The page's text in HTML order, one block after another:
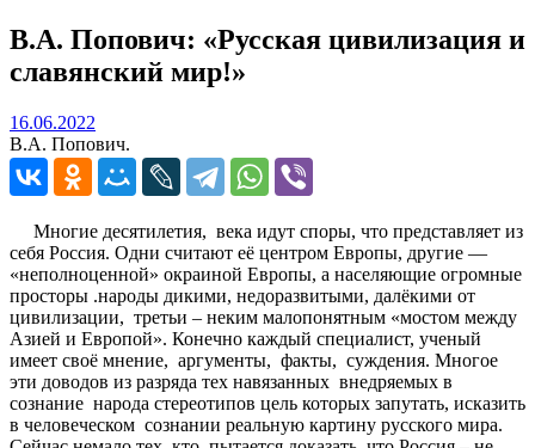
В.А. Попович: «Русская цивилизация и
славянский мир!»
16.06.2022
В.А. Попович.
Многие десятилетия, века идут споры, что представляет из
себя Россия. Одни считают её центром Европы, другие —
«неполноценной» окраиной Европы, а населяющие огромные
просторы .народы дикими, недоразвитыми, далёкими от
цивилизации, третьи – неким малопонятным «мостом между
Азией и Европой». Конечно каждый специалист, ученый
имеет своё мнение, аргументы, факты, суждения. Многое
эти доводов из разряда тех навязанных внедряемых в
сознание народа стереотипов цель которых запутать, исказить
в человеческом сознании реальную картину русского мира.